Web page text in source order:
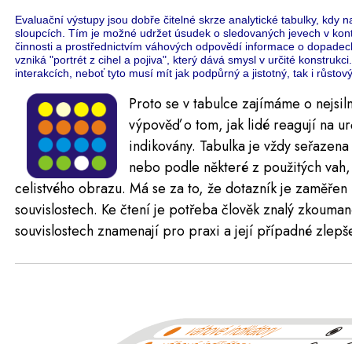
Evaluační výstupy jsou dobře čitelné skrze analytické tabulky, kdy
sloupcích. Tím je možné udržet úsudek o sledovaných jevech v
činnosti a prostřednictvím váhových odpovědí informace o
vzniká "portrét z cihel a pojiva", který dává smysl v určité
interakcích, neboť tyto musí mít jak podpůrný a jistotný, tak i
Proto se v tabulce zajímáme o
výpověď o tom, jak lidé reagují na
indikovány. Tabulka je vždy
nebo podle některé z použitých
celistvého obrazu. Má se za to, že dotazník je
souvislostech. Ke čtení je potřeba člověk znalý
souvislostech znamenají pro praxi a její případné